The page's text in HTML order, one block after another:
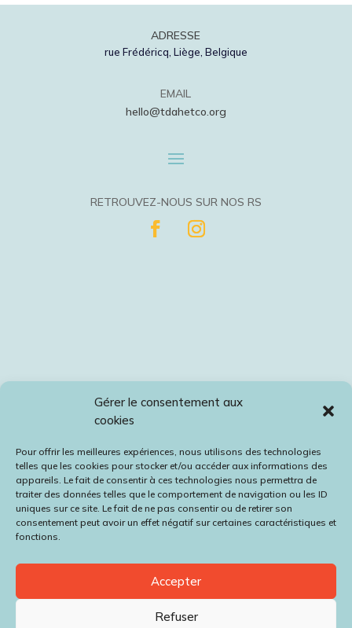
Gérer le consentement aux
cookies
Pour offrir les meilleures expériences, nous utilisons des technologies
telles que les cookies pour stocker et/ou accéder aux informations des
appareils. Le fait de consentir à ces technologies nous permettra de
traiter des données telles que le comportement de navigation ou les ID
uniques sur ce site. Le fait de ne pas consentir ou de retirer son
consentement peut avoir un effet négatif sur certaines caractéristiques et
fonctions.
Accepter
Refuser
ADRESSE
rue Frédéricq, Liège, Belgique
EMAIL
hello@tdahetco.org
RETROUVEZ-NOUS SUR NOS RS